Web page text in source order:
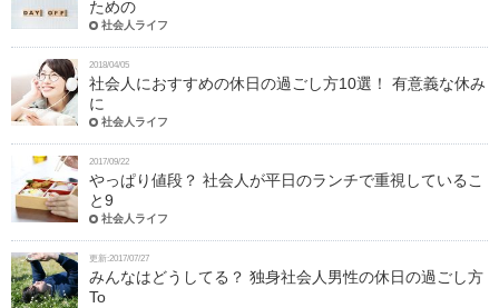
ための
社会人ライフ
2018/04/05
社会人におすすめの休日の過ごし方10選！ 有意義な休み
に
社会人ライフ
2017/09/22
やっぱり値段？ 社会人が平日のランチで重視しているこ
と9
社会人ライフ
更新:2017/07/27
みんなはどうしてる？ 独身社会人男性の休日の過ごし方
To